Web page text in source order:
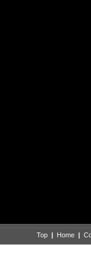
Top | Home |